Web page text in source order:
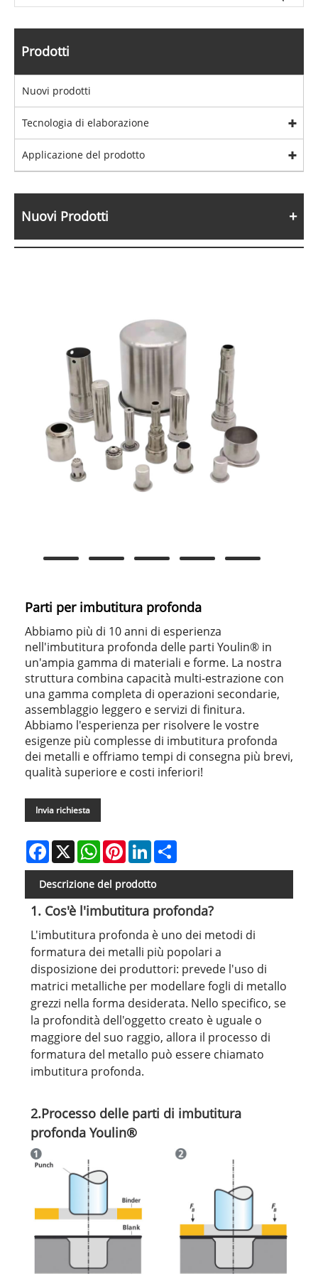
Prodotti
Nuovi prodotti
Tecnologia di elaborazione
Applicazione del prodotto
Nuovi Prodotti
Parti per imbutitura profonda
Abbiamo più di 10 anni di esperienza
nell'imbutitura profonda delle parti Youlin® in
un'ampia gamma di materiali e forme. La nostra
struttura combina capacità multi-estrazione con
una gamma completa di operazioni secondarie,
assemblaggio leggero e servizi di finitura.
Abbiamo l'esperienza per risolvere le vostre
esigenze più complesse di imbutitura profonda
dei metalli e offriamo tempi di consegna più brevi,
qualità superiore e costi inferiori!
Invia richiesta
Facebook
X WhatsAppPinterestLinkedIn
Descrizione del prodotto
1. Cos'è l'imbutitura profonda?
L'imbutitura profonda è uno dei metodi di
formatura dei metalli più popolari a
disposizione dei produttori: prevede l'uso di
matrici metalliche per modellare fogli di metallo
grezzi nella forma desiderata. Nello specifico, se
la profondità dell'oggetto creato è uguale o
maggiore del suo raggio, allora il processo di
formatura del metallo può essere chiamato
imbutitura profonda.
2.Processo delle parti di imbutitura
profonda Youlin®